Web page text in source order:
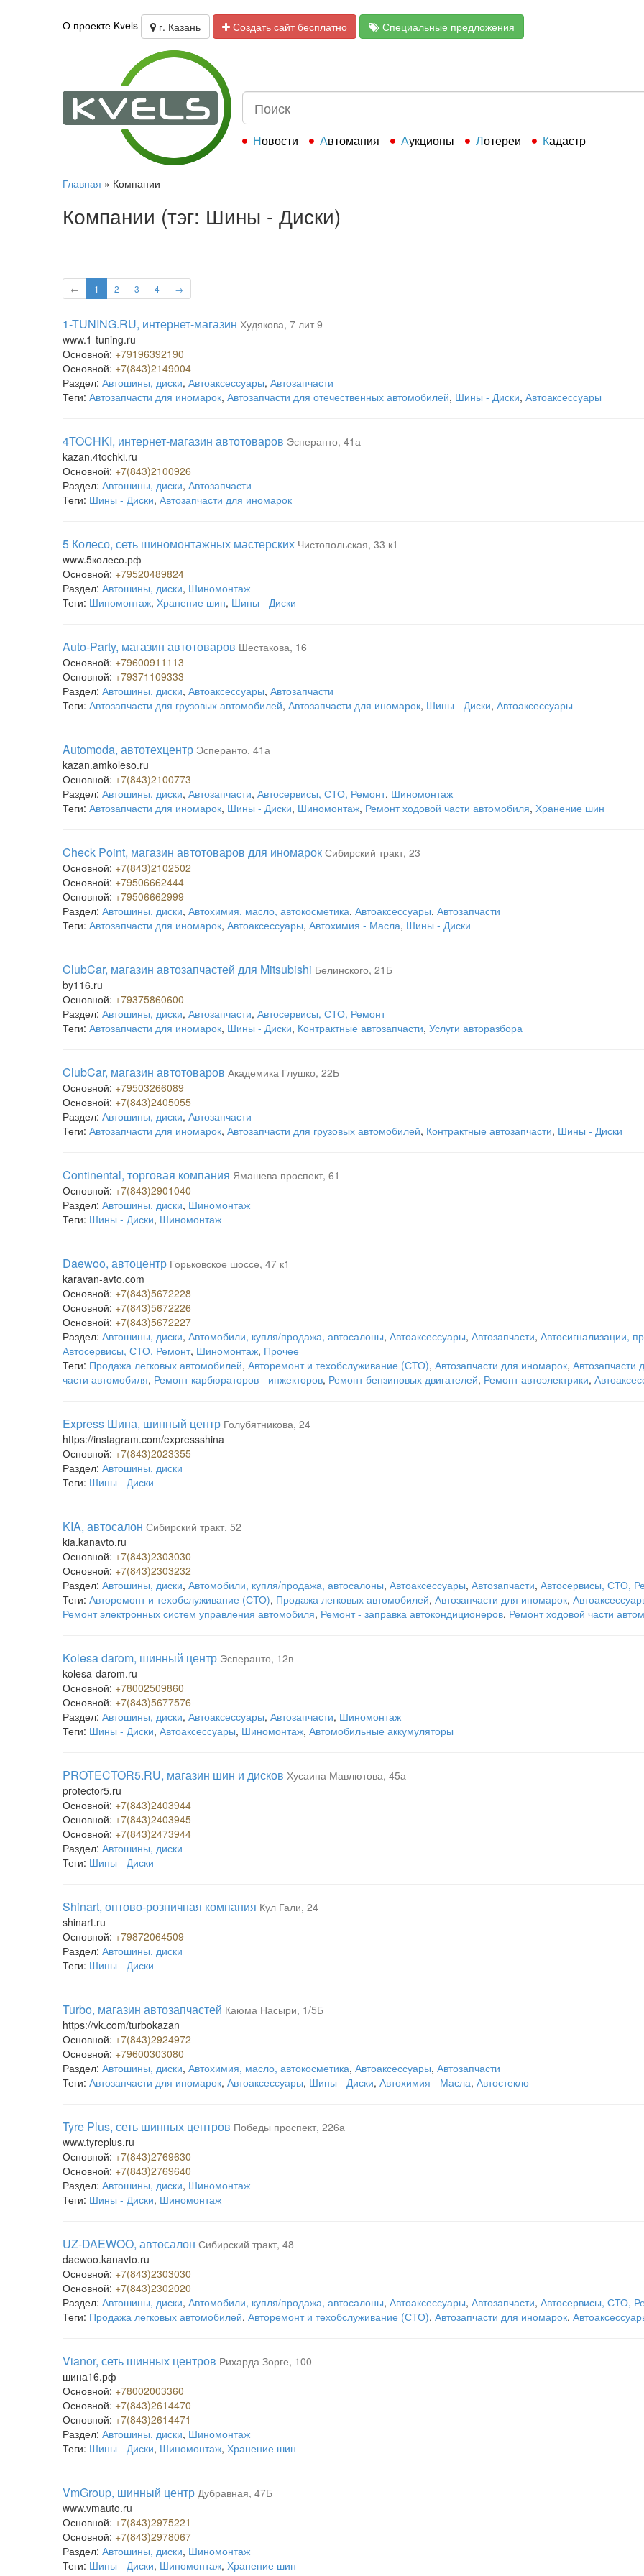
О проекте Kvels г. Казань Создать сайт бесплатно Специальные предложения
Новости Автомания Аукционы Лотереи Кадастр
Главная » Компании
Компании (тэг: Шины - Диски)
← 1 2 3 4 →
1-TUNING.RU, интернет-магазин Худякова, 7 лит 9
www.1-tuning.ru
Основной: +79196392190
Основной: +7(843)2149004
Раздел: Автошины, диски, Автоаксессуары, Автозапчасти
Теги: Автозапчасти для иномарок, Автозапчасти для отечественных автомобилей, Шины - Диски, Автоаксессуары
4TOCHKI, интернет-магазин автотоваров Эсперанто, 41а
kazan.4tochki.ru
Основной: +7(843)2100926
Раздел: Автошины, диски, Автозапчасти
Теги: Шины - Диски, Автозапчасти для иномарок
5 Колесо, сеть шиномонтажных мастерских Чистопольская, 33 к1
www.5колесо.рф
Основной: +79520489824
Раздел: Автошины, диски, Шиномонтаж
Теги: Шиномонтаж, Хранение шин, Шины - Диски
Auto-Party, магазин автотоваров Шестакова, 16
Основной: +79600911113
Основной: +79371109333
Раздел: Автошины, диски, Автоаксессуары, Автозапчасти
Теги: Автозапчасти для грузовых автомобилей, Автозапчасти для иномарок, Шины - Диски, Автоаксессуары
Automoda, автотехцентр Эсперанто, 41а
kazan.amkoleso.ru
Основной: +7(843)2100773
Раздел: Автошины, диски, Автозапчасти, Автосервисы, СТО, Ремонт, Шиномонтаж
Теги: Автозапчасти для иномарок, Шины - Диски, Шиномонтаж, Ремонт ходовой части автомобиля, Хранение шин
Check Point, магазин автотоваров для иномарок Сибирский тракт, 23
Основной: +7(843)2102502
Основной: +79506662444
Основной: +79506662999
Раздел: Автошины, диски, Автохимия, масло, автокосметика, Автоаксессуары, Автозапчасти
Теги: Автозапчасти для иномарок, Автоаксессуары, Автохимия - Масла, Шины - Диски
ClubCar, магазин автозапчастей для Mitsubishi Белинского, 21Б
by116.ru
Основной: +79375860600
Раздел: Автошины, диски, Автозапчасти, Автосервисы, СТО, Ремонт
Теги: Автозапчасти для иномарок, Шины - Диски, Контрактные автозапчасти, Услуги авторазбора
ClubCar, магазин автотоваров Академика Глушко, 22Б
Основной: +79503266089
Основной: +7(843)2405055
Раздел: Автошины, диски, Автозапчасти
Теги: Автозапчасти для иномарок, Автозапчасти для грузовых автомобилей, Контрактные автозапчасти, Шины - Диски
Continental, торговая компания Ямашева проспект, 61
Основной: +7(843)2901040
Раздел: Автошины, диски, Шиномонтаж
Теги: Шины - Диски, Шиномонтаж
Daewoo, автоцентр Горьковское шоссе, 47 к1
karavan-avto.com
Основной: +7(843)5672228
Основной: +7(843)5672226
Основной: +7(843)5672227
Раздел: Автошины, диски, Автомобили, купля/продажа, автосалоны, Автоаксессуары, Автозапчасти, Автосигнализации,
Автосервисы, СТО, Ремонт, Шиномонтаж, Прочее
Теги: Продажа легковых автомобилей, Авторемонт и техобслуживание (СТО), Автозапчасти для иномарок, Автозапчасти
части автомобиля, Ремонт карбюраторов - инжекторов, Ремонт бензиновых двигателей, Ремонт автоэлектрики,
Express Шина, шинный центр Голубятникова, 24
https://instagram.com/expressshina
Основной: +7(843)2023355
Раздел: Автошины, диски
Теги: Шины - Диски
KIA, автосалон Сибирский тракт, 52
kia.kanavto.ru
Основной: +7(843)2303030
Основной: +7(843)2303232
Раздел: Автошины, диски, Автомобили, купля/продажа, автосалоны, Автоаксессуары, Автозапчасти, Автосервисы, СТО,
Теги: Авторемонт и техобслуживание (СТО), Продажа легковых автомобилей, Автозапчасти для иномарок,
Ремонт электронных систем управления автомобиля, Ремонт - заправка автокондиционеров, Ремонт ходовой части
Kolesa darom, шинный центр Эсперанто, 12в
kolesa-darom.ru
Основной: +78002509860
Основной: +7(843)5677576
Раздел: Автошины, диски, Автоаксессуары, Автозапчасти, Шиномонтаж
Теги: Шины - Диски, Автоаксессуары, Шиномонтаж, Автомобильные аккумуляторы
PROTECTOR5.RU, магазин шин и дисков Хусаина Мавлютова, 45а
protector5.ru
Основной: +7(843)2403944
Основной: +7(843)2403945
Основной: +7(843)2473944
Раздел: Автошины, диски
Теги: Шины - Диски
Shinart, оптово-розничная компания Кул Гали, 24
shinart.ru
Основной: +79872064509
Раздел: Автошины, диски
Теги: Шины - Диски
Turbo, магазин автозапчастей Каюма Насыри, 1/5Б
https://vk.com/turbokazan
Основной: +7(843)2924972
Основной: +79600303080
Раздел: Автошины, диски, Автохимия, масло, автокосметика, Автоаксессуары, Автозапчасти
Теги: Автозапчасти для иномарок, Автоаксессуары, Шины - Диски, Автохимия - Масла, Автостекло
Tyre Plus, сеть шинных центров Победы проспект, 226а
www.tyreplus.ru
Основной: +7(843)2769630
Основной: +7(843)2769640
Раздел: Автошины, диски, Шиномонтаж
Теги: Шины - Диски, Шиномонтаж
UZ-DAEWOO, автосалон Сибирский тракт, 48
daewoo.kanavto.ru
Основной: +7(843)2303030
Основной: +7(843)2302020
Раздел: Автошины, диски, Автомобили, купля/продажа, автосалоны, Автоаксессуары, Автозапчасти, Автосервисы, СТО,
Теги: Продажа легковых автомобилей, Авторемонт и техобслуживание (СТО), Автозапчасти для иномарок,
Vianor, сеть шинных центров Рихарда Зорге, 100
шина16.рф
Основной: +78002003360
Основной: +7(843)2614470
Основной: +7(843)2614471
Раздел: Автошины, диски, Шиномонтаж
Теги: Шины - Диски, Шиномонтаж, Хранение шин
VmGroup, шинный центр Дубравная, 47Б
www.vmauto.ru
Основной: +7(843)2975221
Основной: +7(843)2978067
Раздел: Автошины, диски, Шиномонтаж
Теги: Шины - Диски, Шиномонтаж, Хранение шин